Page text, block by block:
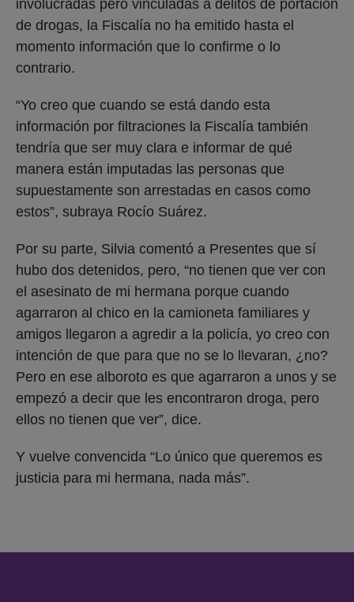
involucradas pero vinculadas a delitos de portación
de drogas, la Fiscalía no ha emitido hasta el
momento información que lo confirme o lo
contrario.
“Yo creo que cuando se está dando esta
información por filtraciones la Fiscalía también
tendría que ser muy clara e informar de qué
manera están imputadas las personas que
supuestamente son arrestadas en casos como
estos”, subraya Rocío Suárez.
Por su parte, Silvia comentó a Presentes que sí
hubo dos detenidos, pero, “no tienen que ver con
el asesinato de mi hermana porque cuando
agarraron al chico en la camioneta familiares y
amigos llegaron a agredir a la policía, yo creo con
intención de que para que no se lo llevaran, ¿no?
Pero en ese alboroto es que agarraron a unos y se
empezó a decir que les encontraron droga, pero
ellos no tienen que ver”, dice.
Y vuelve convencida “Lo único que queremos es
justicia para mi hermana, nada más”.